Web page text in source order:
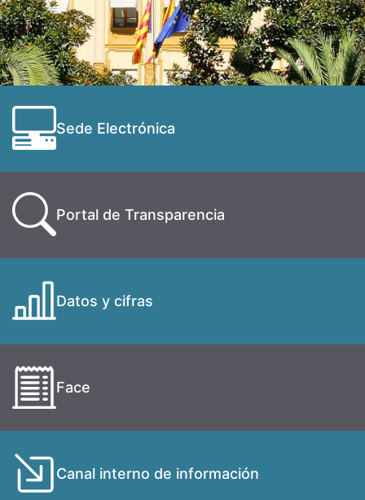
Sede Electrónica
Portal de Transparencia
Datos y cifras
Face
Canal interno de información